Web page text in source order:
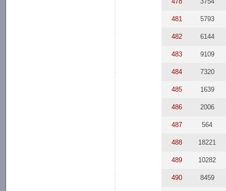
481 5793
482 6144
483 9109
484 7320
485 1639
486 2006
487 564
488 18221
489 10282
490 8459